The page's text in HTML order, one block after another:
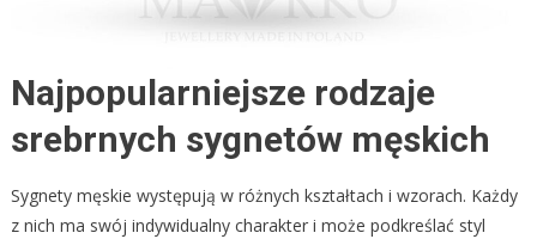
Najpopularniejsze rodzaje
srebrnych sygnetów męskich
Sygnety męskie występują w różnych kształtach i wzorach. Każdy
z nich ma swój indywidualny charakter i może podkreślać styl